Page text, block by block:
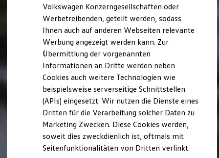
Werkbesichtigung
Factory visit
Lifestyle Shop
Golf Kollektion
ID. Kollektion
Volkswagen Kollektion
GTI Kollektion
Fußball Drop
we drive football
#wedriveproud
Besitzer und Service
myVolkswagen
Software Updates
Inspektion und HU/AU
Volkswagen Konzerngesellschaften oder
Werbetreibenden, geteilt werden, sodass
Ihnen auch auf anderen Webseiten relevante
Werbung angezeigt werden kann. Zur
Übermittlung der vorgenannten
Informationen an Dritte werden neben
Cookies auch weitere Technologien wie
beispielsweise serverseitige Schnittstellen
(APIs) eingesetzt. Wir nutzen die Dienste eines
Dritten für die Verarbeitung solcher Daten zu
Marketing Zwecken. Diese Cookies werden,
soweit dies zweckdienlich ist, oftmals mit
Seitenfunktionalitäten von Dritten verlinkt.